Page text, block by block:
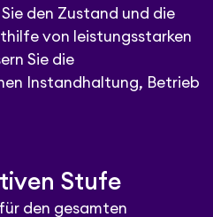
den Zustand und die
von leistungsstarken
Sie die
Instandhaltung, Betrieb
Stufe
den gesamten